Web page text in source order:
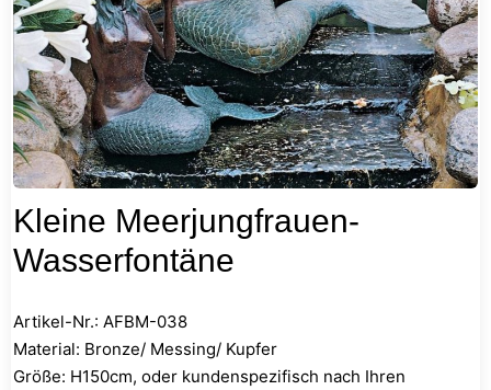
Kleine Meerjungfrauen-
Wasserfontäne
Artikel-Nr.: AFBM-038
Material: Bronze/ Messing/ Kupfer
Größe: H150cm, oder kundenspezifisch nach Ihren